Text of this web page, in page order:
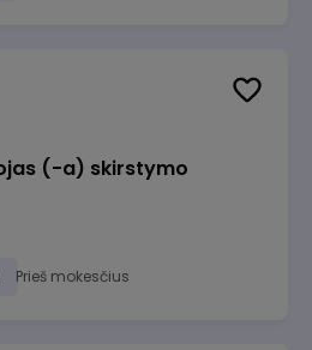
(-a) skirstymo
Prieš mokesčius